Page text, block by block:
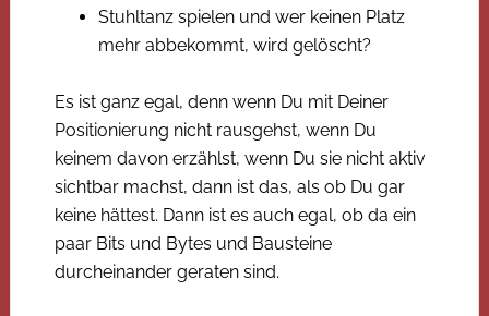
Stuhltanz spielen und wer keinen Platz
mehr abbekommt, wird gelöscht?
Es ist ganz egal, denn wenn Du mit Deiner
Positionierung nicht rausgehst, wenn Du
keinem davon erzählst, wenn Du sie nicht aktiv
sichtbar machst, dann ist das, als ob Du gar
keine hättest. Dann ist es auch egal, ob da ein
paar Bits und Bytes und Bausteine
durcheinander geraten sind.